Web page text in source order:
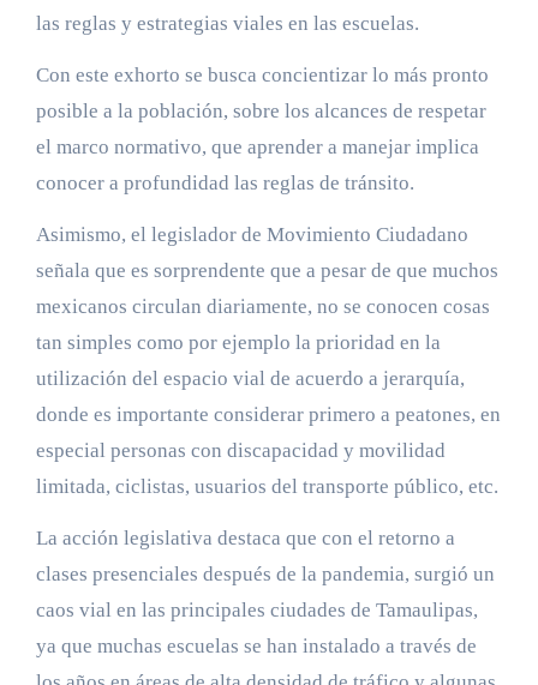
las reglas y estrategias viales en las escuelas.
Con este exhorto se busca concientizar lo más pronto
posible a la población, sobre los alcances de respetar
el marco normativo, que aprender a manejar implica
conocer a profundidad las reglas de tránsito.
Asimismo, el legislador de Movimiento Ciudadano
señala que es sorprendente que a pesar de que muchos
mexicanos circulan diariamente, no se conocen cosas
tan simples como por ejemplo la prioridad en la
utilización del espacio vial de acuerdo a jerarquía,
donde es importante considerar primero a peatones, en
especial personas con discapacidad y movilidad
limitada, ciclistas, usuarios del transporte público, etc.
La acción legislativa destaca que con el retorno a
clases presenciales después de la pandemia, surgió un
caos vial en las principales ciudades de Tamaulipas,
ya que muchas escuelas se han instalado a través de